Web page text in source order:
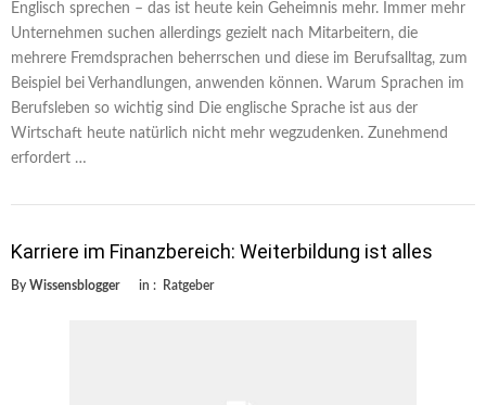
Englisch sprechen – das ist heute kein Geheimnis mehr. Immer mehr
Unternehmen suchen allerdings gezielt nach Mitarbeitern, die
mehrere Fremdsprachen beherrschen und diese im Berufsalltag, zum
Beispiel bei Verhandlungen, anwenden können. Warum Sprachen im
Berufsleben so wichtig sind Die englische Sprache ist aus der
Wirtschaft heute natürlich nicht mehr wegzudenken. Zunehmend
erfordert …
Karriere im Finanzbereich: Weiterbildung ist alles
By Wissensblogger in : Ratgeber